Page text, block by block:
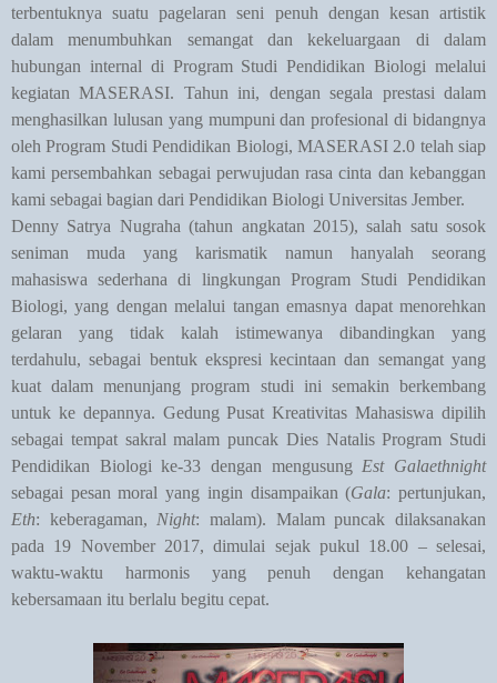
terbentuknya suatu pagelaran seni penuh dengan kesan artistik
dalam menumbuhkan semangat dan kekeluargaan di dalam
hubungan internal di Program Studi Pendidikan Biologi melalui
kegiatan MASERASI. Tahun ini, dengan segala prestasi dalam
menghasilkan lulusan yang mumpuni dan profesional di bidangnya
oleh Program Studi Pendidikan Biologi, MASERASI 2.0 telah siap
kami persembahkan sebagai perwujudan rasa cinta dan kebanggan
kami sebagai bagian dari Pendidikan Biologi Universitas Jember.
Denny Satrya Nugraha (tahun angkatan 2015), salah satu sosok
seniman muda yang karismatik namun hanyalah seorang
mahasiswa sederhana di lingkungan Program Studi Pendidikan
Biologi, yang dengan melalui tangan emasnya dapat menorehkan
gelaran yang tidak kalah istimewanya dibandingkan yang
terdahulu, sebagai bentuk ekspresi kecintaan dan semangat yang
kuat dalam menunjang program studi ini semakin berkembang
untuk ke depannya. Gedung Pusat Kreativitas Mahasiswa dipilih
sebagai tempat sakral malam puncak Dies Natalis Program Studi
Pendidikan Biologi ke-33 dengan mengusung Est Galaethnight
sebagai pesan moral yang ingin disampaikan (Gala: pertunjukan,
Eth: keberagaman, Night: malam). Malam puncak dilaksanakan
pada 19 November 2017, dimulai sejak pukul 18.00 – selesai,
waktu-waktu harmonis yang penuh dengan kehangatan
kebersamaan itu berlalu begitu cepat.